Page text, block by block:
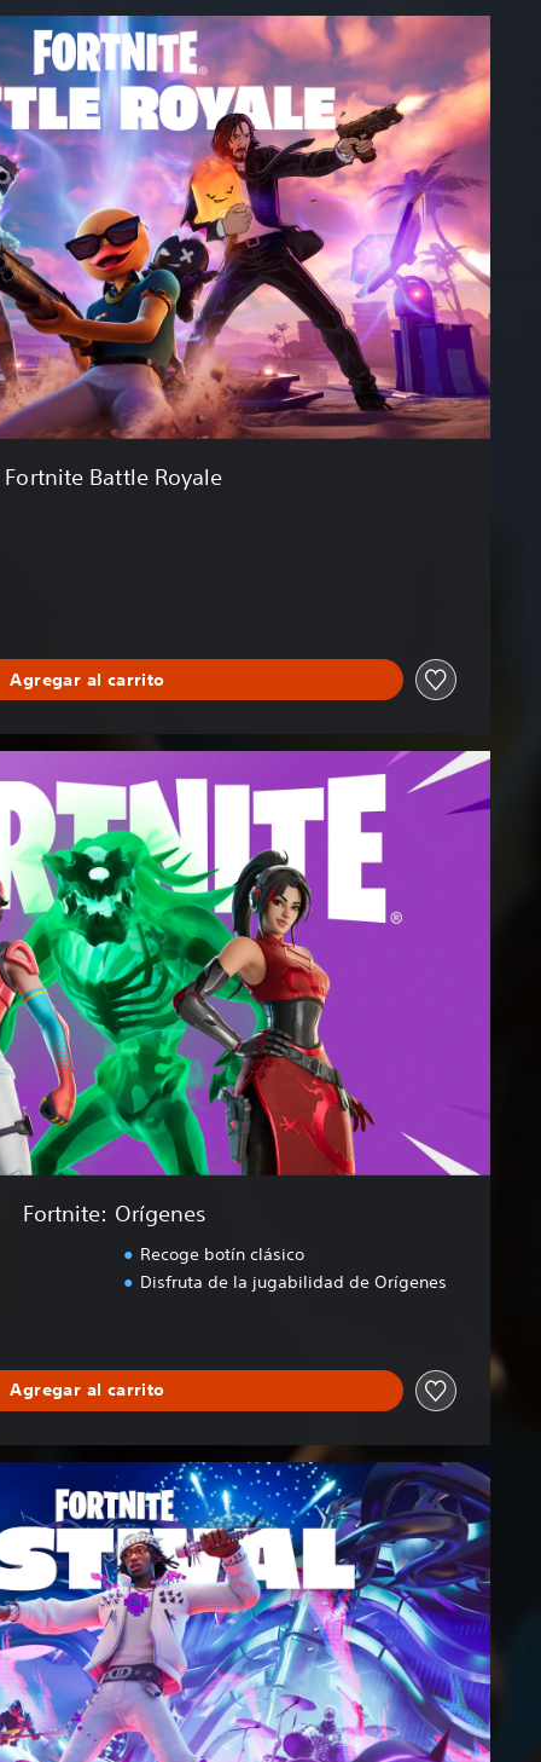
Fortnite Battle Royale
Agregar al carrito
Fortnite: Orígenes
Recoge botín clásico
Disfruta de la jugabilidad de Orígenes
Agregar al carrito